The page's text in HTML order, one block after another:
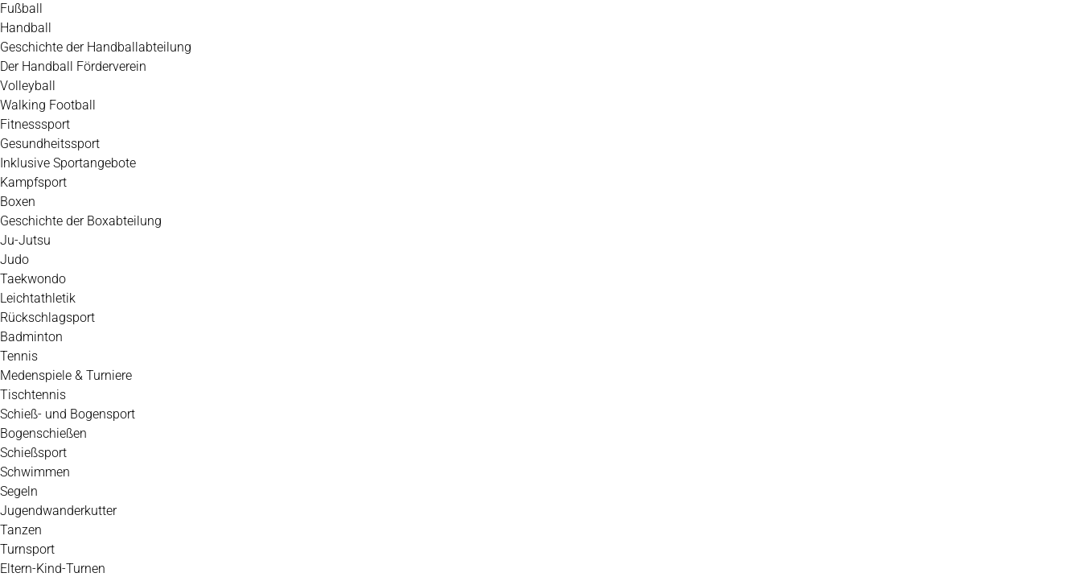
Fußball
Handball
Geschichte der Handballabteilung
Der Handball Förderverein
Volleyball
Walking Football
Fitnesssport
Gesundheitssport
Inklusive Sportangebote
Kampfsport
Boxen
Geschichte der Boxabteilung
Ju-Jutsu
Judo
Taekwondo
Leichtathletik
Rückschlagsport
Badminton
Tennis
Medenspiele & Turniere
Tischtennis
Schieß- und Bogensport
Bogenschießen
Schießsport
Schwimmen
Segeln
Jugendwanderkutter
Tanzen
Turnsport
Eltern-Kind-Turnen